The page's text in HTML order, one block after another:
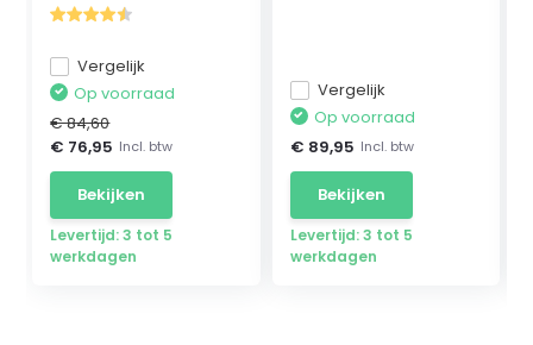
Vergelijk
Op voorraad
€ 84,60
€ 76,95 Incl. btw
Bekijken
Levertijd: 3 tot 5
werkdagen
Vergelijk
Op voorraad
€ 89,95 Incl. btw
Bekijken
Levertijd: 3 tot 5
werkdagen